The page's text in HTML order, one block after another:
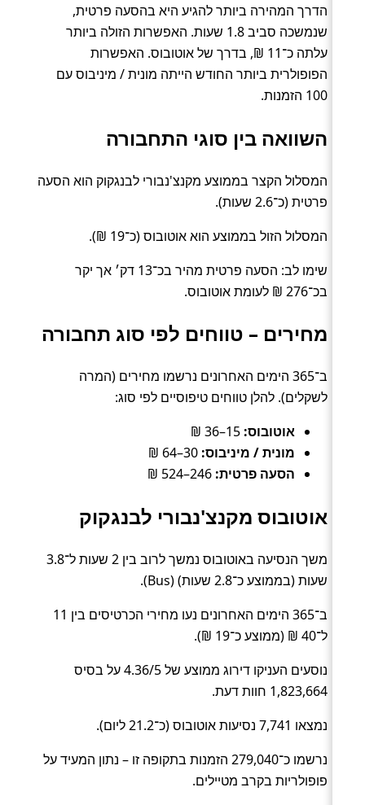
הדרך המהירה ביותר להגיע היא בהסעה פרטית,
שנמשכה סביב 1.8 שעות. האפשרות הזולה ביותר
עלתה כ־11 ₪, בדרך של אוטובוס. האפשרות
הפופולרית ביותר החודש הייתה מונית / מיניבוס עם
100 הזמנות.
השוואה בין סוגי התחבורה
המסלול הקצר בממוצע מקנצ'נבורי לבנגקוק הוא הסעה
פרטית (כ־2.6 שעות).
המסלול הזול בממוצע הוא אוטובוס (כ־19 ₪).
שימו לב: הסעה פרטית מהיר בכ־13 דק׳ אך יקר
בכ־276 ₪ לעומת אוטובוס.
מחירים – טווחים לפי סוג תחבורה
ב־365 הימים האחרונים נרשמו מחירים (המרה
לשקלים). להלן טווחים טיפוסיים לפי סוג:
אוטובוס:
מונית / מיניבוס:
הסעה פרטית:
אוטובוס מקנצ'נבורי לבנגקוק
משך הנסיעה באוטובוס נמשך לרוב בין 2 שעות ל־3.8
שעות (בממוצע כ־2.8 שעות) (Bus).
ב־365 הימים האחרונים נעו מחירי הכרטיסים בין 11
ל־40 ₪ (ממוצע כ־19 ₪).
נוסעים העניקו דירוג ממוצע של 4.36/5 על בסיס
1,823,664 חוות דעת.
נמצאו 7,741 נסיעות אוטובוס (כ־21.2 ליום).
נרשמו כ־279,040 הזמנות בתקופה זו – נתון המעיד על
פופולריות בקרב מטיילים.